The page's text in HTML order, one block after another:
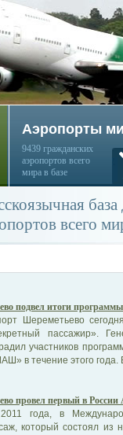
Аэропорты
9439 гражданских
аэропортов всего
мира в базе
всего
подвел итоги
Шереметьево
пассажир».
участников
в течение этого года.
провел первый в
года, в
который состоял из